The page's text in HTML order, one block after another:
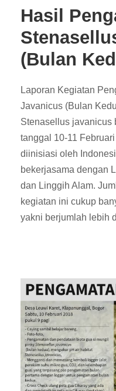
Hasil
(Bulan
Laporan Kegiatan
Javanicus (Bulan
Stenasellus javanicus
tanggal 10-11
diinisiasi oleh
bekerjasama dengan
dan Linggih Alam.
kegiatan ini cukup
yakni berjumlah lebih